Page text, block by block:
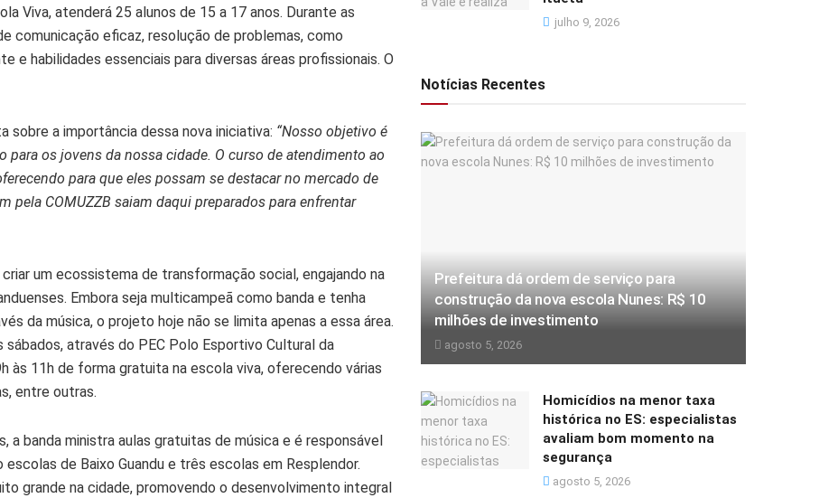
Viva, atenderá 25 alunos de 15 a 17 anos. Durante as
comunicação eficaz, resolução de problemas, como
habilidades essenciais para diversas áreas profissionais. O
sobre a importância dessa nova iniciativa: “Nosso objetivo é
os jovens da nossa cidade. O curso de atendimento ao
para que eles possam se destacar no mercado de
pela COMUZZB saiam daqui preparados para enfrentar
um ecossistema de transformação social, engajando na
Embora seja multicampeã como banda e tenha
da música, o projeto hoje não se limita apenas a essa área.
através do PEC Polo Esportivo Cultural da
às 11h de forma gratuita na escola viva, oferecendo várias
entre outras.
a banda ministra aulas gratuitas de música e é responsável
de Baixo Guandu e três escolas em Resplendor.
grande na cidade, promovendo o desenvolvimento integral
julho 9, 2026
Notícias Recentes
Prefeitura dá ordem de serviço para
construção da nova escola Nunes: R$ 10
milhões de investimento
agosto 5, 2026
Homicídios na menor taxa
histórica no ES: especialistas
avaliam bom momento na
segurança
agosto 5, 2026